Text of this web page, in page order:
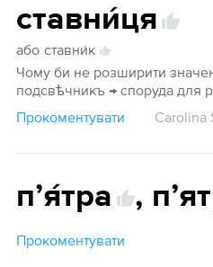
ставни́ця
або ставни́к
Чому би не розширити
подсвѣчникъ → споруда для
Прокоментувати
Carolina
пʼя́тра ,
Прокоментувати